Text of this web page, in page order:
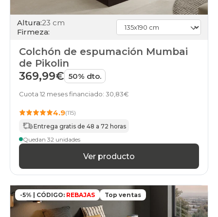
Altura:23 cm
Firmeza:
Colchón de espumación Mumbai
de Pikolin
369,99€ 50% dto.
Cuota 12 meses financiado: 30,83€
4.9(115)
Entrega gratis de 48 a 72 horas
Quedan 32 unidades
Ver producto
-5% | CÓDIGO: REBAJAS Top ventas